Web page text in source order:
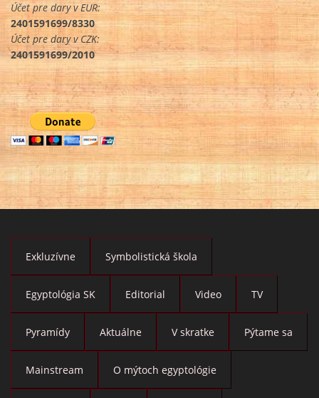
Účet pre dary v EUR:
2401591699/8330
Účet pre dary v CZK:
2401591699/2010
Exkluzívne Symbolistická škola
Egyptológia SK Editorial Video TV
Pyramídy Aktuálne V skratke Pýtame sa
Mainstream O mýtoch egyptológie